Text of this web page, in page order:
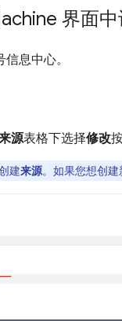
界面
息中心。
源表格下选择修改
建来源。如果您想创建